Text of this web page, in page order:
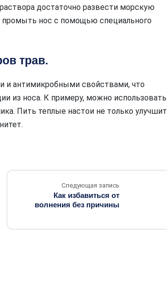
достаточно развести морскую
нос с помощью специального
трав.
и антимикробными свойствами, что
из носа. К примеру, можно использовать
Пить теплые настои не только улучшит
Следующая запись
Как избавиться от
волнения без причины